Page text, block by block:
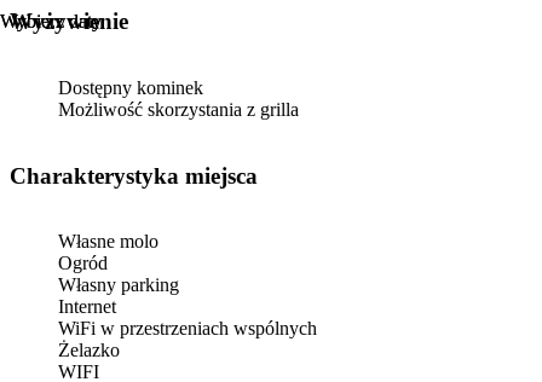
Wybierz daty
Wybierz daty
Wyżywienie
Dostępny kominek
Możliwość skorzystania z grilla
Charakterystyka miejsca
Własne molo
Ogród
Własny parking
Internet
WiFi w przestrzeniach wspólnych
Żelazko
WIFI